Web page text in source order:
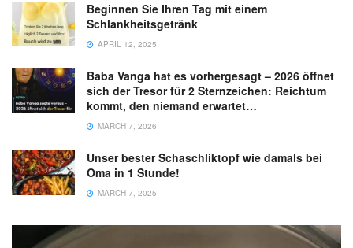
Beginnen Sie Ihren Tag mit einem
Schlankheitsgetränk
APRIL 12, 2025
Baba Vanga hat es vorhergesagt – 2026 öffnet
sich der Tresor für 2 Sternzeichen: Reichtum
kommt, den niemand erwartet…
MARCH 7, 2026
Unser bester Schaschliktopf wie damals bei
Oma in 1 Stunde!
MARCH 7, 2025